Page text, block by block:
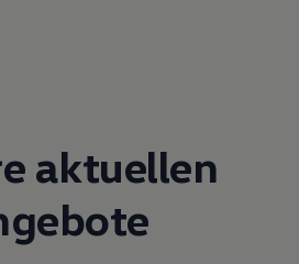
Betriebsanleitung
aktuellen